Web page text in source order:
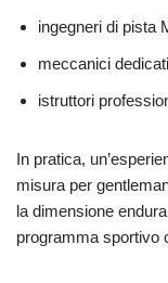
ingegneri di pista
meccanici dedicati
istruttori
In pratica,
misura per
la dimensione
programma sportivo